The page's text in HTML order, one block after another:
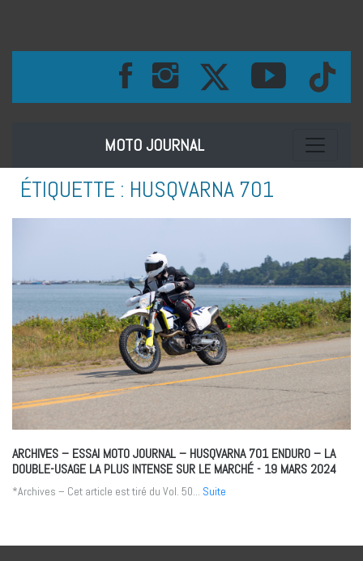
MOTO JOURNAL Toggle
ÉTIQUETTE : HUSQVARNA 701
ARCHIVES – ESSAI MOTO JOURNAL – HUSQVARNA 701 ENDURO – LA
DOUBLE-USAGE LA PLUS INTENSE SUR LE MARCHÉ- 19 MARS 2024
*Archives – Cet article est tiré du Vol. 50... Suite